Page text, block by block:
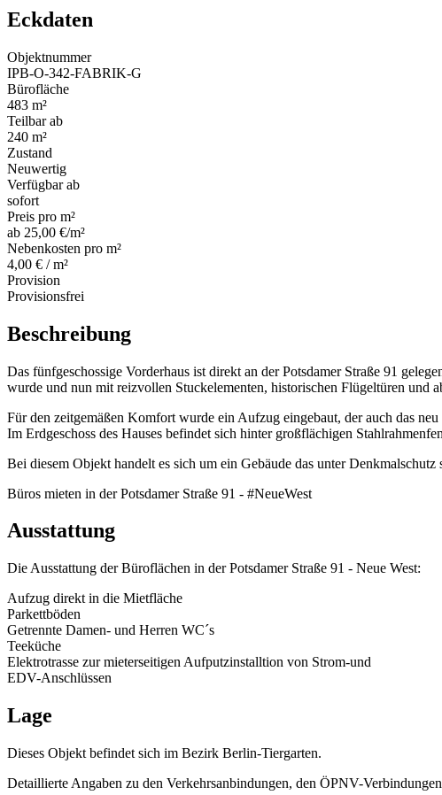
Eckdaten
Objektnummer
IPB-O-342-FABRIK-G
Bürofläche
483 m²
Teilbar ab
240 m²
Zustand
Neuwertig
Verfügbar ab
sofort
Preis pro m²
ab 25,00 €/m²
Nebenkosten pro m²
4,00 € / m²
Provision
Provisionsfrei
Beschreibung
Das fünfgeschossige Vorderhaus ist direkt an der Potsdamer Straße 91
wurde und nun mit reizvollen Stuckelementen, historischen Flügeltüren und
Für den zeitgemäßen Komfort wurde ein Aufzug eingebaut, der auch das neu
Im Erdgeschoss des Hauses befindet sich hinter großflächigen
Bei diesem Objekt handelt es sich um ein Gebäude das unter
Büros mieten in der Potsdamer Straße 91 - #NeueWest
Ausstattung
Die Ausstattung der Büroflächen in der Potsdamer Straße 91 - Neue West:
Aufzug direkt in die Mietfläche
Parkettböden
Getrennte Damen- und Herren WC´s
Teeküche
Elektrotrasse zur mieterseitigen Aufputzinstalltion von Strom-und
EDV-Anschlüssen
Lage
Dieses Objekt befindet sich im Bezirk Berlin-Tiergarten.
Detaillierte Angaben zu den Verkehrsanbindungen, den ÖPNV-